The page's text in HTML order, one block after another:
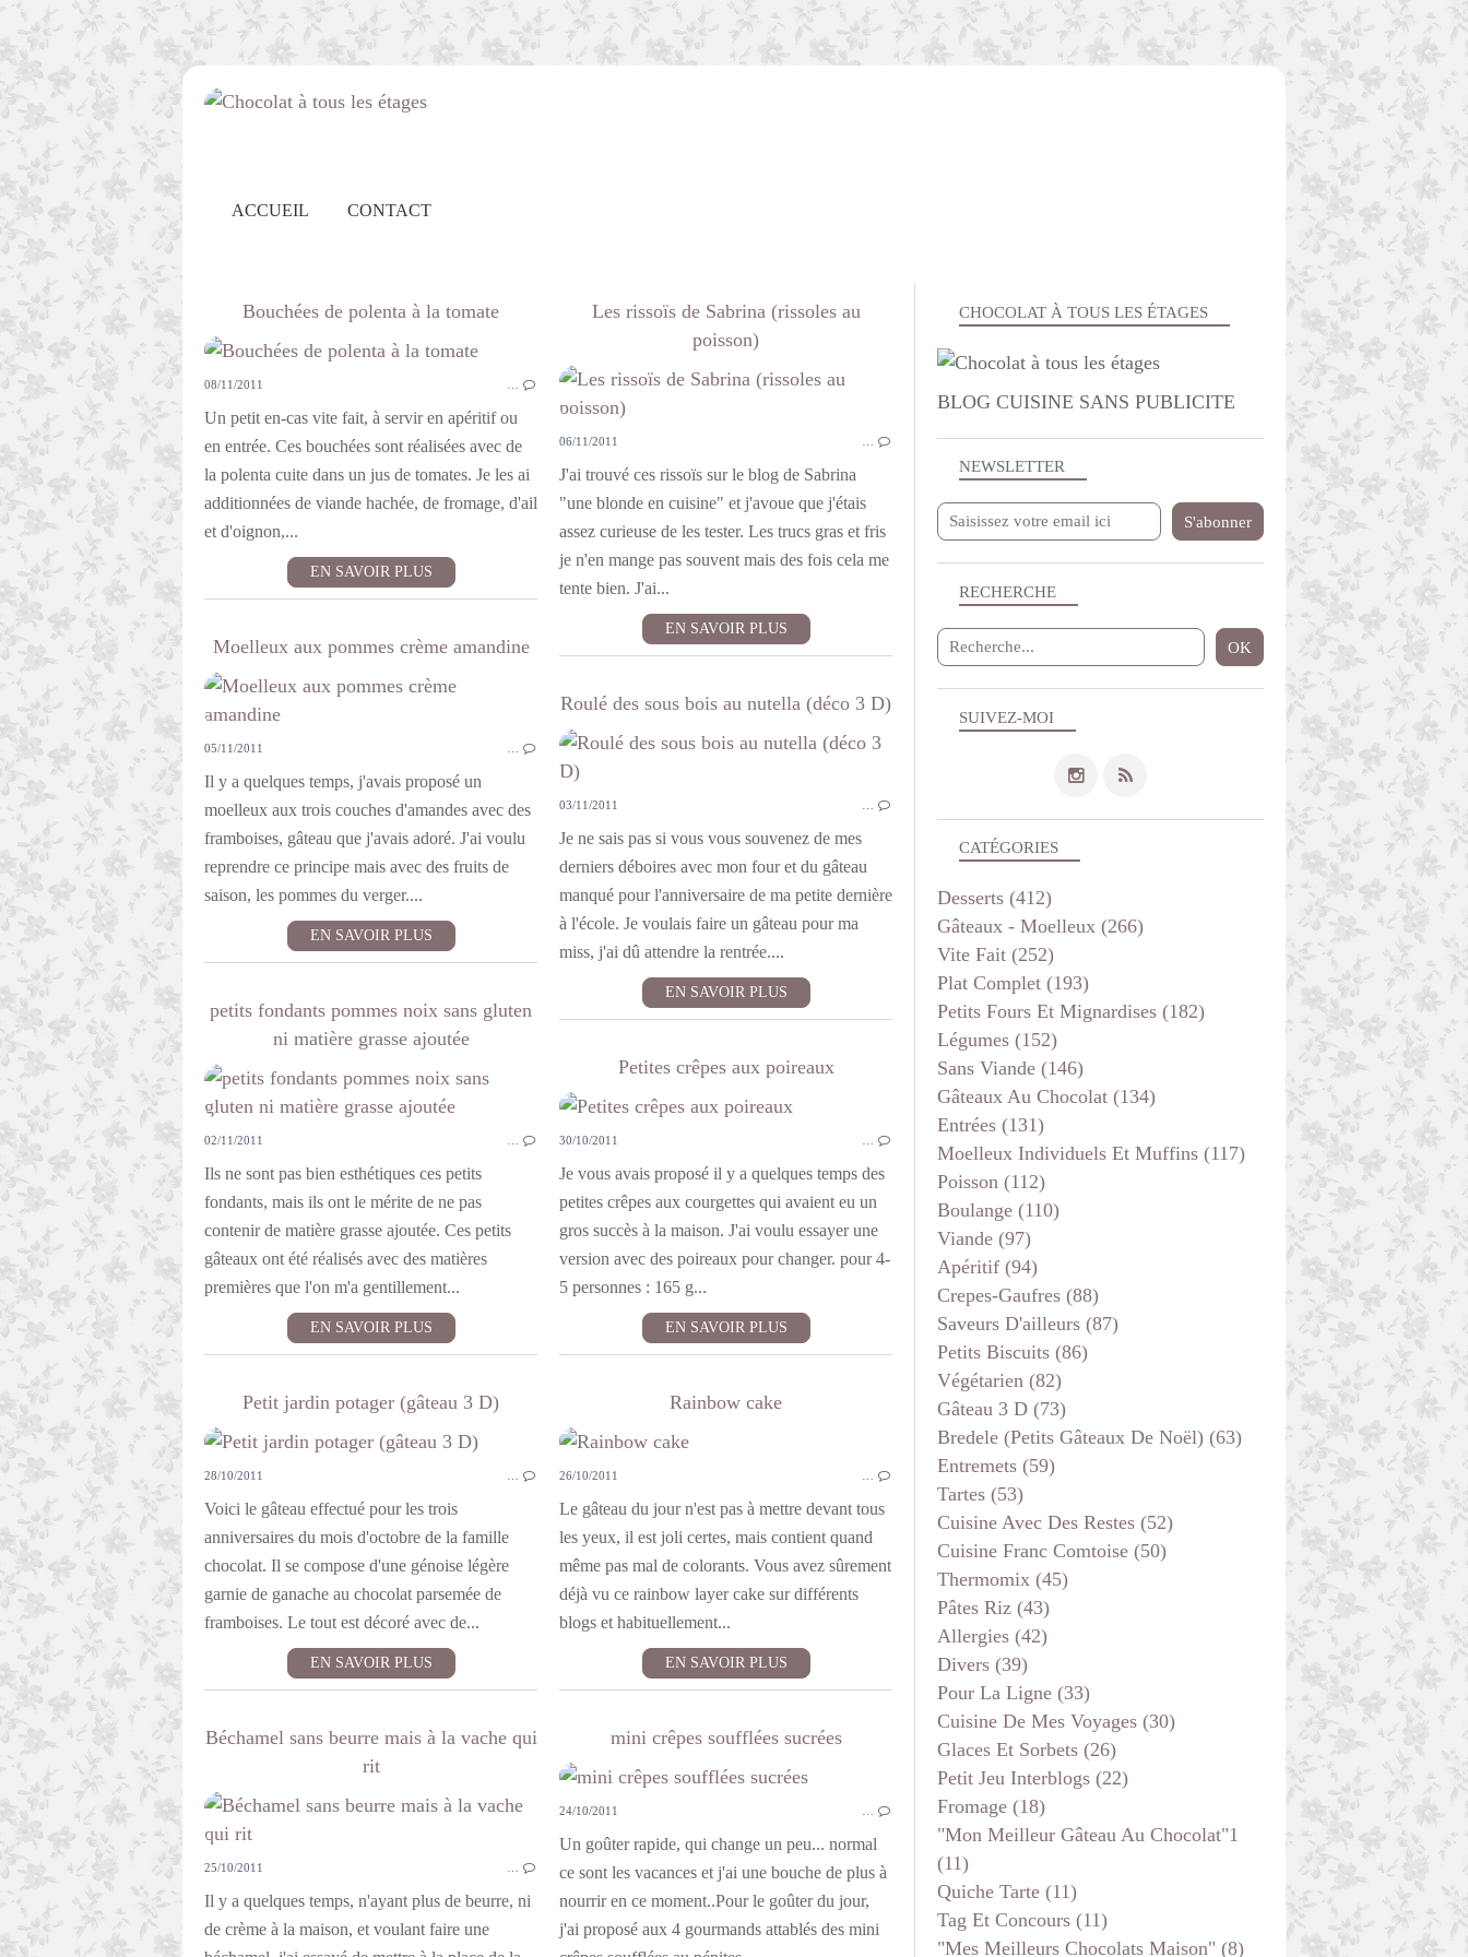
ACCUEIL CONTACT
Bouchées de polenta à la tomate
08/11/2011
Un petit en-cas vite fait, à servir en apéritif ou
en entrée. Ces bouchées sont réalisées avec de
la polenta cuite dans un jus de tomates. Je les ai
additionnées de viande hachée, de fromage, d'ail
et d'oignon,...
EN SAVOIR PLUS
Les rissoïs de Sabrina (rissoles au
poisson)
06/11/2011
J'ai trouvé ces rissoïs sur le blog de Sabrina
"une blonde en cuisine" et j'avoue que j'étais
assez curieuse de les tester. Les trucs gras et fris
je n'en mange pas souvent mais des fois cela me
tente bien. J'ai...
EN SAVOIR PLUS
Moelleux aux pommes crème amandine
GÂTEAUX - MOELLEUX
05/11/2011
Il y a quelques temps, j'avais proposé un
moelleux aux trois couches d'amandes avec des
framboises, gâteau que j'avais adoré. J'ai voulu
reprendre ce principe mais avec des fruits de
saison, les pommes du verger....
EN SAVOIR PLUS
Roulé des sous bois au nutella (déco 3 D)
03/11/2011
Je ne sais pas si vous vous souvenez de mes
derniers déboires avec mon four et du gâteau
manqué pour l'anniversaire de ma petite dernière
à l'école. Je voulais faire un gâteau pour ma
miss, j'ai dû attendre la rentrée....
EN SAVOIR PLUS
petits fondants pommes noix sans gluten
ni matière grasse ajoutée
02/11/2011
Ils ne sont pas bien esthétiques ces petits
fondants, mais ils ont le mérite de ne pas
contenir de matière grasse ajoutée. Ces petits
gâteaux ont été réalisés avec des matières
premières que l'on m'a gentillement...
EN SAVOIR PLUS
Petites crêpes aux poireaux
CREPES-GAUFRES
30/10/2011
Je vous avais proposé il y a quelques temps des
petites crêpes aux courgettes qui avaient eu un
gros succès à la maison. J'ai voulu essayer une
version avec des poireaux pour changer. pour 4-
5 personnes : 165 g...
EN SAVOIR PLUS
Petit jardin potager (gâteau 3 D)
28/10/2011
Voici le gâteau effectué pour les trois
anniversaires du mois d'octobre de la famille
chocolat. Il se compose d'une génoise légère
garnie de ganache au chocolat parsemée de
framboises. Le tout est décoré avec de...
EN SAVOIR PLUS
Rainbow cake
GÂTEAUX - MOELLEUX
26/10/2011
Le gâteau du jour n'est pas à mettre devant tous
les yeux, il est joli certes, mais contient quand
même pas mal de colorants. Vous avez sûrement
déjà vu ce rainbow layer cake sur différents
blogs et habituellement...
EN SAVOIR PLUS
Béchamel sans beurre mais à la vache qui
rit
25/10/2011
Il y a quelques temps, n'ayant plus de beurre, ni
de crème à la maison, et voulant faire une
mini crêpes soufflées sucrées
DESSERTS
24/10/2011
Un goûter rapide, qui change un peu... normal
ce sont les vacances et j'ai une bouche de plus à
nourrir en ce moment..Pour le goûter du jour,
j'ai proposé aux 4 gourmands attablés des mini
NEWSLETTER
SUIVEZ-MOI
RECHERCHE
CHOCOLAT À TOUS LES ÉTAGES
BLOG CUISINE SANS PUBLICITE
CATÉGORIES
Desserts (412)
Gâteaux - Moelleux (266)
Vite Fait (252)
Plat Complet (193)
Petits Fours Et Mignardises (182)
Légumes (152)
Sans Viande (146)
Gâteaux Au Chocolat (134)
Entrées (131)
Moelleux Individuels Et Muffins (117)
Poisson (112)
Boulange (110)
Viande (97)
Apéritif (94)
Crepes-Gaufres (88)
Saveurs D'ailleurs (87)
Petits Biscuits (86)
Végétarien (82)
Gâteau 3 D (73)
Bredele (petits Gâteaux De Noël) (63)
Entremets (59)
Tartes (53)
Cuisine Avec Des Restes (52)
Cuisine Franc Comtoise (50)
Thermomix (45)
Pâtes Riz (43)
Allergies (42)
Divers (39)
Pour La Ligne (33)
Cuisine De Mes Voyages (30)
Glaces Et Sorbets (26)
Petit Jeu Interblogs (22)
Fromage (18)
"mon Meilleur Gâteau Au Chocolat"1
(11)
Quiche Tarte (11)
Tag Et Concours (11)
"mes Meilleurs Chocolats Maison" (8)